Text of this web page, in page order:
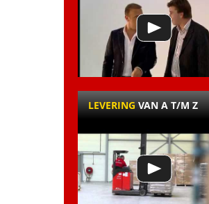
LEVERINGVAN A T/M Z